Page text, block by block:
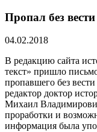
Пропал без
04.02.2018
В редакцию сайта
текст» пришло
пропавшего без
редактор доктор
Михаил
проработки и
информация была